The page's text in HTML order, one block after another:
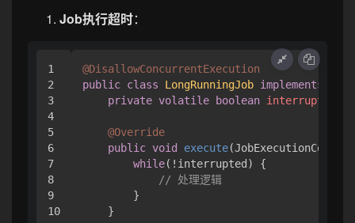
Job执行超时：
1
2
3
4
5
6
7
8
9
10
@DisallowConcurrentExecution
public class LongRunningJob implements
private volatile boolean interrupted
@Override
public void execute
while(!interrupted) {
// 处理逻辑
        }
    }